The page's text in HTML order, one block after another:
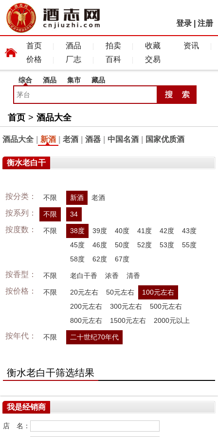
登录 注册
首页 酒品 拍卖 收藏
资讯
价格
厂志 百科 交易
综合 酒品 集市 藏品
首页 > 酒品大全
酒品大全 新酒 老酒 酒器 中国名酒 国家优质酒
衡水老白干
按分类： 不限 新酒 老酒
按系列： 不限 34
按度数： 不限 38度 39度 40度 41度 42度
43度
45度
46度 50度 52度 53度
55度
58度
62度 67度
按香型： 不限 老白干香 浓香 清香
按价格： 不限 20元左右 50元左右
100元左右
200元左右
300元左右
500元左右
800元左右
1500元左右 2000元以上
按年代： 不限 二十世纪70年代
衡水老白干筛选结果
我是经销商
店 名：